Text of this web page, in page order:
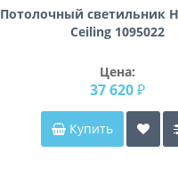
Потолочный светильник
Ceiling 1095022
Цена:
37 620 ₽
Купить